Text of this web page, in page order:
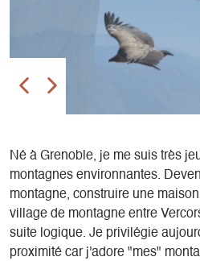
Né à Grenoble, je me suis très
montagnes environnantes.
montagne, construire une
village de montagne entre
suite logique. Je privilégie
proximité car j'adore "mes"